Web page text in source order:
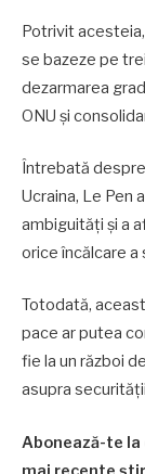
Potrivit
se bazeze pe
dezarmarea
ONU și
Întrebată
Ucraina, Le Pen
ambiguități și a
orice încălcare
Totodată,
pace ar putea
fie la un război
asupra
Abonează-te